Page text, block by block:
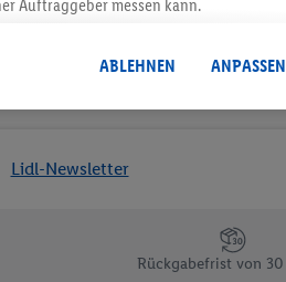
Lidl-Newsletter
Rückgabefrist von 30
Auftraggeber messen kann.
von Daten (z.B. über Ihre Nutzung
Kundenkonto - z.B. Alter oder
und Lidl-Dienste hinweg
Werbung erfolgen Verarbeitungen
zur Entwicklung von Angeboten sowie
ein Lidl Plus-Konto erstellen bzw. sich
angegebene E-Mail-Adresse von uns in
ABLEHNEN ANPASSEN